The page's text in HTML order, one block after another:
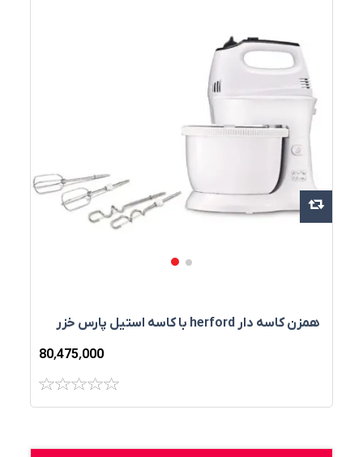
همزن کاسه دار herford با کاسه استیل پارس خزر
80٬475٬000